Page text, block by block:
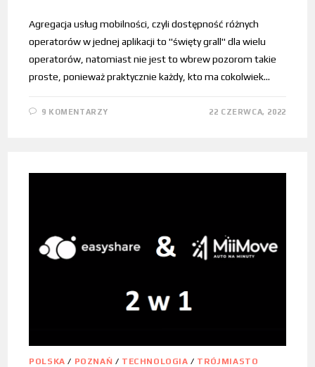
Agregacja usług mobilności, czyli dostępność różnych
operatorów w jednej aplikacji to "święty grall" dla wielu
operatorów, natomiast nie jest to wbrew pozorom takie
proste, ponieważ praktycznie każdy, kto ma cokolwiek…
9 KOMENTARZY 22 CZERWCA, 2022
POLSKA / POZNAŃ / TECHNOLOGIA / TRÓJMIASTO